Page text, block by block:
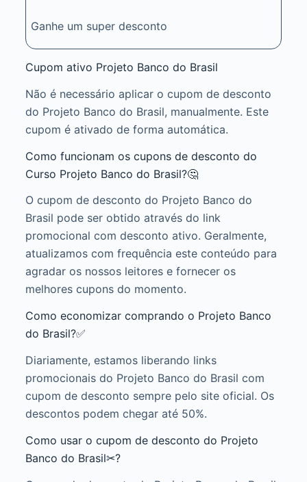
Ganhe um super desconto
Cupom ativo Projeto Banco do Brasil
Não é necessário aplicar o cupom de desconto
do Projeto Banco do Brasil, manualmente. Este
cupom é ativado de forma automática.
Como funcionam os cupons de desconto do
Curso Projeto Banco do Brasil?🤔
O cupom de desconto do Projeto Banco do
Brasil pode ser obtido através do link
promocional com desconto ativo. Geralmente,
atualizamos com frequência este conteúdo para
agradar os nossos leitores e fornecer os
melhores cupons do momento.
Como economizar comprando o Projeto Banco
do Brasil?✅
Diariamente, estamos liberando links
promocionais do Projeto Banco do Brasil com
cupom de desconto sempre pelo site oficial. Os
descontos podem chegar até 50%.
Como usar o cupom de desconto do Projeto
Banco do Brasil✂?